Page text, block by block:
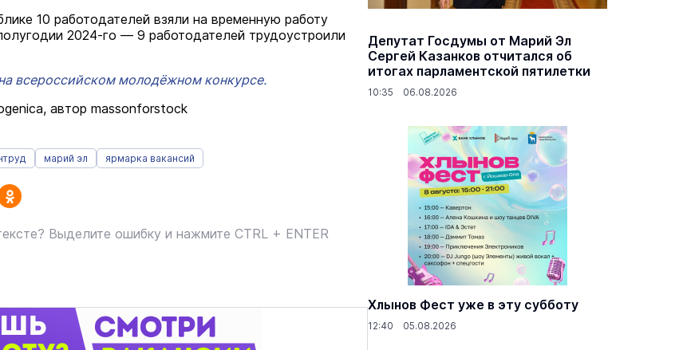
10 работодателей взяли на временную работу
2024-го — 9 работодателей трудоустроили
всероссийском молодёжном конкурсе.
автор massonforstock
марий эл ярмарка вакансий
Выделите ошибку и нажмите CTRL + ENTER
Депутат Госдумы от Марий Эл
Сергей Казанков отчитался об
итогах парламентской пятилетки
10:35 06.08.2026
Хлынов Фест уже в эту субботу
12:40 05.08.2026